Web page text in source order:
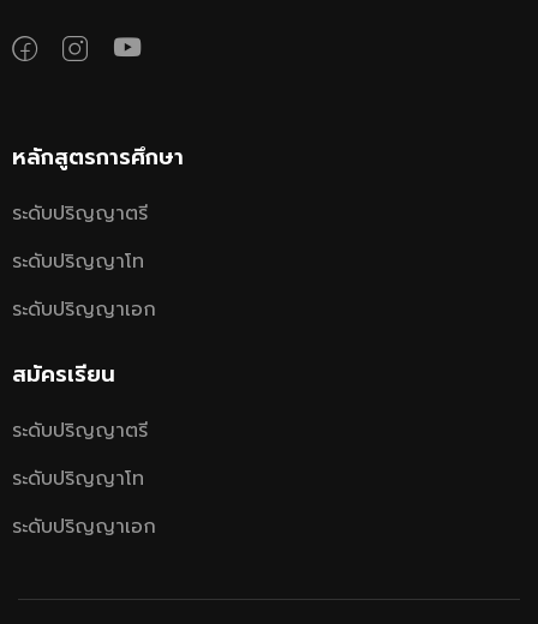
หลักสูตรการศึกษา
ระดับปริญญาตรี
ระดับปริญญาโท
ระดับปริญญาเอก
สมัครเรียน
ระดับปริญญาตรี
ระดับปริญญาโท
ระดับปริญญาเอก